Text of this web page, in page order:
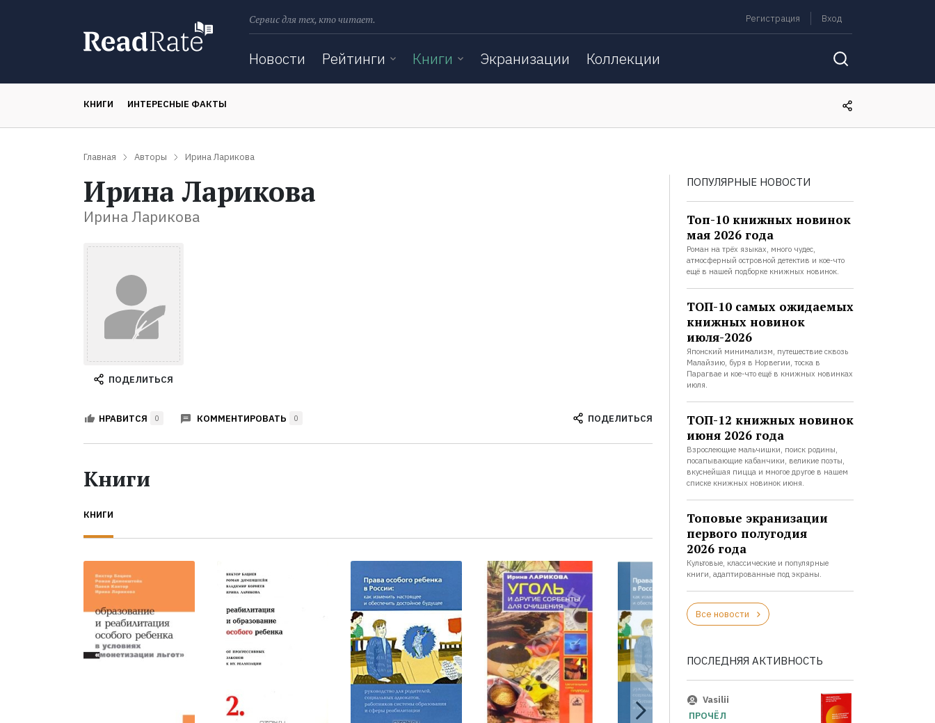
Сервис для тех, кто читает. Регистрация Вход
Новости Рейтинги Книги Экранизации Коллекции
КНИГИ ИНТЕРЕСНЫЕ ФАКТЫ
Главная Авторы Ирина Ларикова
Ирина Ларикова
Ирина Ларикова
ПОДЕЛИТЬСЯ
НРАВИТСЯ 0 КОММЕНТИРОВАТЬ 0 ПОДЕЛИТЬСЯ
Книги
КНИГИ
ПОПУЛЯРНЫЕ НОВОСТИ
Топ-10 книжных новинок
мая 2026 года
Роман на трёх языках, много чудес,
атмосферный островной детектив и кое-что
ещё в нашей подборке книжных новинок.
ТОП-10 самых ожидаемых
книжных новинок
июля-2026
Японский минимализм, путешествие сквозь
Малайзию, буря в Норвегии, тоска в
Парагвае и кое-что ещё в книжных новинках
июля.
ТОП-12 книжных новинок
июня 2026 года
Взрослеющие мальчишки, поиск родины,
посапывающие кабанчики, великие поэты,
вкуснейшая пицца и многое другое в нашем
списке книжных новинок июня.
Топовые экранизации
первого полугодия
2026 года
Культовые, классические и популярные
книги, адаптированные под экраны.
Все новости
ПОСЛЕДНЯЯ АКТИВНОСТЬ
Vasilii
ПРОЧЁЛ